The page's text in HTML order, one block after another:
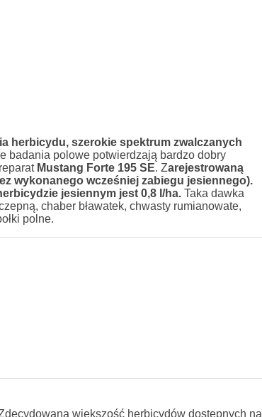
herbicydu, szerokie spektrum zwalczanych
badania polowe potwierdzają bardzo dobry
Mustang Forte 195 SE. Zarejestrowaną
wykonanego wcześniej zabiegu jesiennego).
jesiennym jest 0,8 l/ha.Taka dawka
chaber bławatek, chwasty rumianowate,
polne.
większość herbicydów dostępnych na